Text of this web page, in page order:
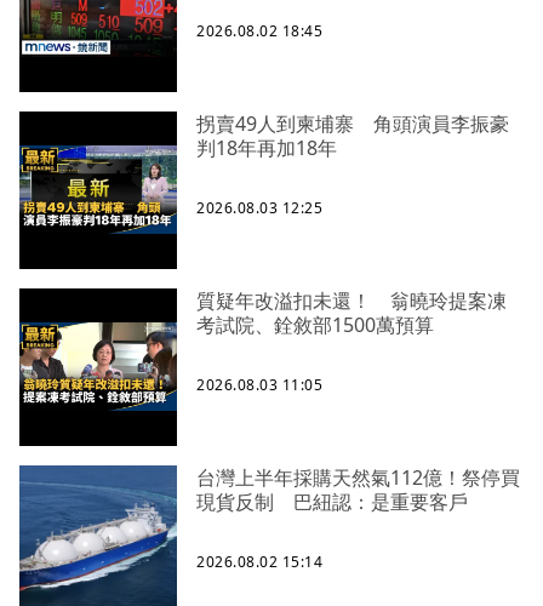
2026.08.02 18:45
拐賣49人到柬埔寨 角頭演員李振豪
判18年再加18年
2026.08.03 12:25
質疑年改溢扣未還！ 翁曉玲提案凍
考試院、銓敘部1500萬預算
2026.08.03 11:05
台灣上半年採購天然氣112億！祭停買
現貨反制 巴紐認：是重要客戶
2026.08.02 15:14